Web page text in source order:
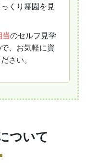
くり霊園を見
当のセルフ見学
、お気軽に資
さい。
ついて